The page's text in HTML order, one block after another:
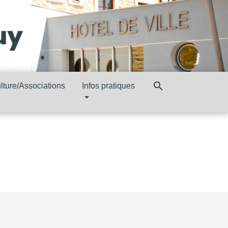
Associations Infos pratiques search